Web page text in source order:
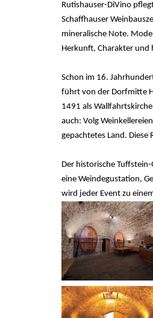
Rutishauser-DiVino
Schaffhauser
mineralische Note.
Herkunft, Charakter und
Schon im 16.
führt von der Dorfmitte
1491 als
auch: Volg
gepachtetes Land. Diese
Der historische
eine Weindegustation,
wird jeder Event zu